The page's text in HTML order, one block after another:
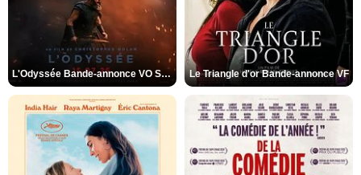
L'Odyssée Bande-annonce VO STFR Le Triangle d'or Bande-annonce VF